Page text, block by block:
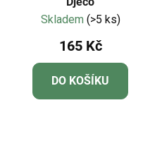
Skladem (>5 ks)
165 Kč
DO KOŠÍKU